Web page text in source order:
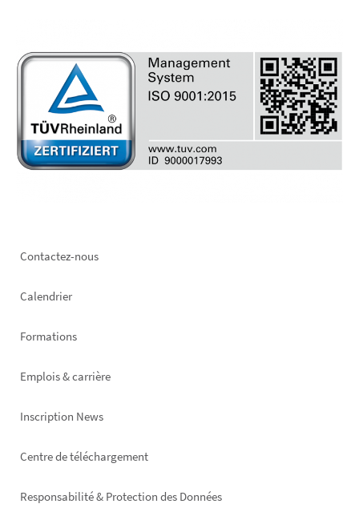
Footer
Contactez-nous
Calendrier
Formations
Emplois & carrière
Inscription News
Footer
Centre de téléchargement
Responsabilité & Protection des Données